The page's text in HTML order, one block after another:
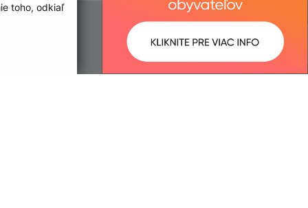
toho, odkiaľ